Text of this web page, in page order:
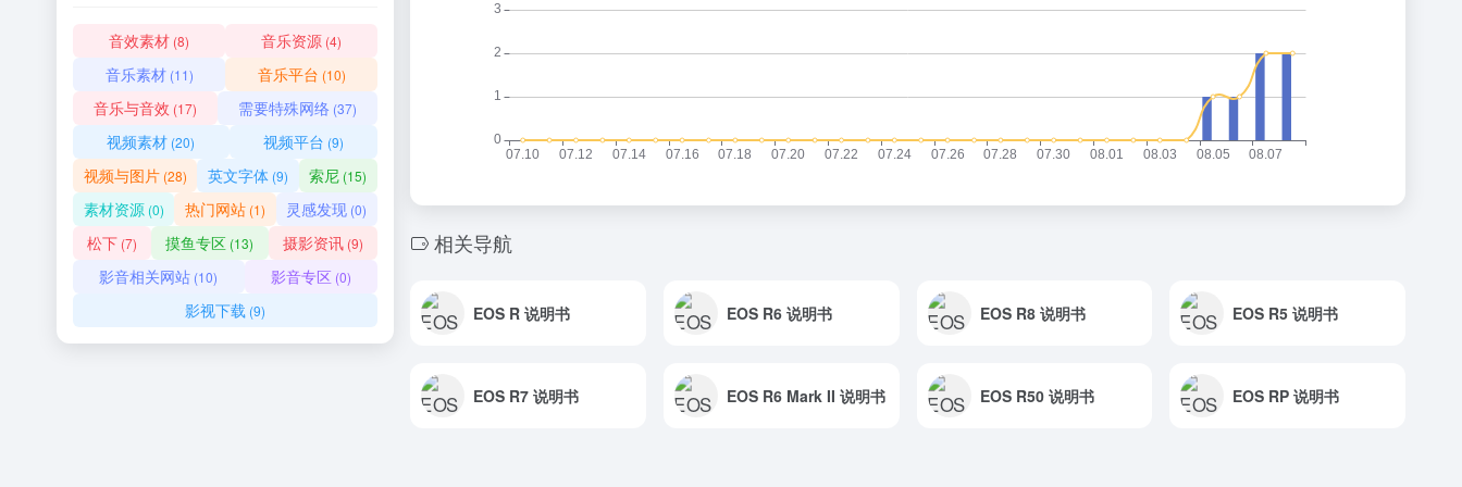
相关导航
EOS R 说明书 EOS R6 说明书 EOS R8 说明书 EOS R5 说明书
EOS R7 说明书 EOS R6 Mark II 说明书 EOS R50 说明书 EOS RP 说明书
音效素材 (8) 音乐资源 (4)
音乐素材(11) 音乐平台 (10)
音乐与音效 (17) 需要特殊网络 (37)
视频素材 (20) 视频平台 (9)
视频与图片(28) 英文字体(9) 索尼 (15)
素材资源(0) 热门网站(1) 灵感发现 (0)
松下 (7) 摸鱼专区 (13) 摄影资讯(9)
影音相关网站 (10) 影音专区 (0)
影视下载 (9)